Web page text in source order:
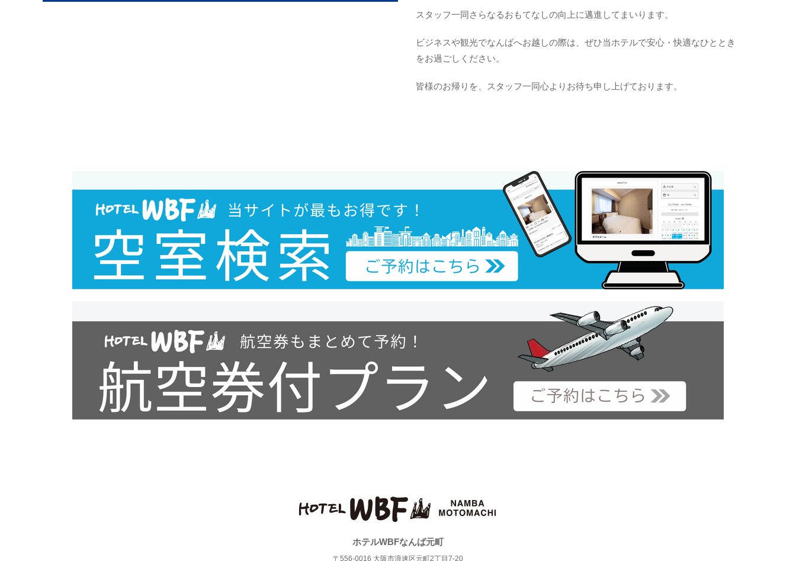
スタッフ一同さらなるおもてなしの向上に邁進してまいります。
ビジネスや観光でなんばへお越しの際は、ぜひ当ホテルで安心・快適なひととき
をお過ごしください。
皆様のお帰りを、スタッフ一同心よりお待ち申し上げております。
ホテルWBFなんば元町
〒556-0016 大阪市浪速区元町2丁目7-20